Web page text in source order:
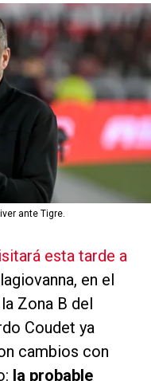
ante Tigre.
esta tarde a
en el
Zona B del
Coudet ya
cambios con
la probable